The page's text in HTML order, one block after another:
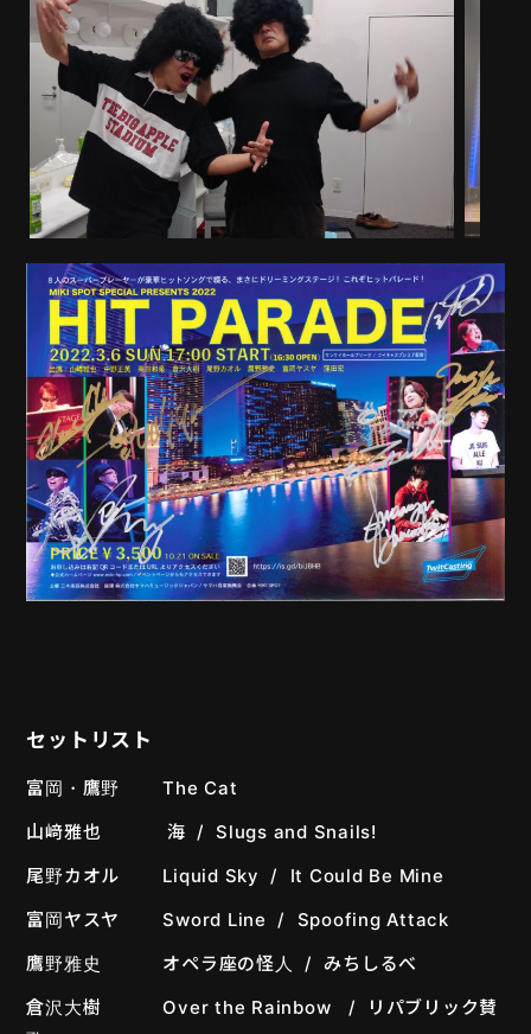
セットリスト
富岡・鷹野 The Cat
山﨑雅也 海 / Slugs and Snails!
尾野カオル Liquid Sky / It Could Be Mine
富岡ヤスヤ Sword Line / Spoofing Attack
鷹野雅史 オペラ座の怪人 / みちしるべ
倉沢大樹 Over the Rainbow / リパブリック賛